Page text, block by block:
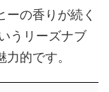
の香りが続く
うリーズナブ
的です。